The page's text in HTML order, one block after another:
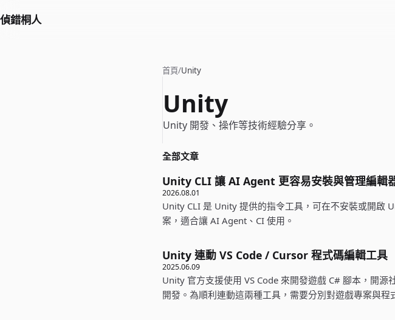
偵錯桐人
首頁/Unity
Unity
Unity 開發、操作等技術經驗分享。
全部文章
Unity CLI 讓 AI Agent 更容易安裝與管理編輯
2026.08.01
Unity CLI 是 Unity 提供的指令工具，可在不安裝或開啟
案，適合讓 AI Agent、CI 使用。
Unity 連動 VS Code / Cursor 程式碼編輯工具
2025.06.09
Unity 官方支援使用 VS Code 來開發遊戲 C# 腳本，開
開發。為順利連動這兩種工具，需要分別對遊戲專案與程